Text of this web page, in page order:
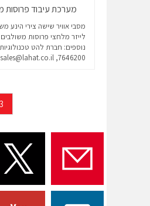
מערכת עיבוד פרוסות
מסבי אוויר שישה צירי הינע
לייזר מלחצי פרוסות
7646200, sales@lahat.co.il...
3